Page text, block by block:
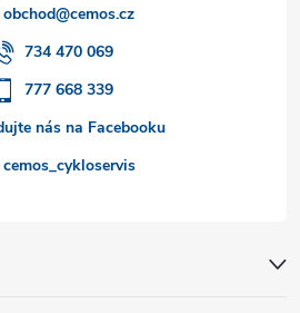
obchod@cemos.cz
734 470 069
777 668 339
nás na Facebooku
cemos_cykloservis